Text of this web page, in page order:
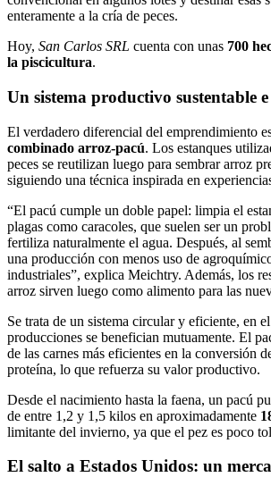
enteramente a la cría de peces.
Hoy, San Carlos SRL cuenta con unas 700
la piscicultura.
Un sistema productivo sustentable
El verdadero diferencial del emprendimiento
combinado arroz-pacú. Los estanques
peces se reutilizan luego para sembrar arroz
siguiendo una técnica inspirada en
“El pacú cumple un doble papel: limpia el
plagas como caracoles, que suelen ser un
fertiliza naturalmente el agua. Después, al
una producción con menos uso de
industriales”, explica Meichtry. Además, los
arroz sirven luego como alimento para las
Se trata de un sistema circular y eficiente, en
producciones se benefician mutuamente. El
de las carnes más eficientes en la conversión
proteína, lo que refuerza su valor productivo.
Desde el nacimiento hasta la faena, un pacú
de entre 1,2 y 1,5 kilos en aproximadamente
limitante del invierno, ya que el pez es poco
El salto a Estados Unidos: un